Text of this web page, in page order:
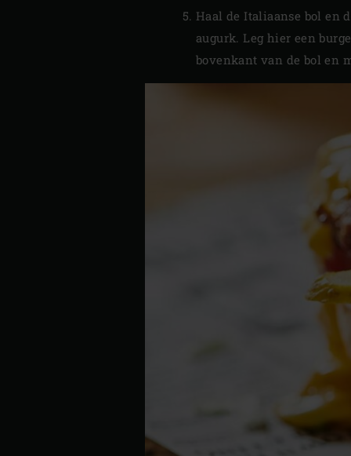
Haal de Italiaanse bol en
augurk. Leg hier een
bovenkant van de bol en